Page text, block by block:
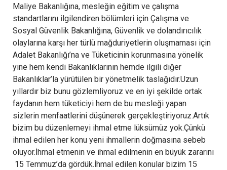
Maliye Bakanlığına, mesleğin eğitim ve çalışma
standartlarını ilgilendiren bölümleri için Çalışma ve
Sosyal Güvenlik Bakanlığına, Güvenlik ve dolandırıcılık
olaylarına karşı her türlü mağduriyetlerin oluşmaması için
Adalet Bakanlığı’na ve Tüketicinin korunmasına yönelik
yine hem kendi Bakanlıklarının hemde ilgili diğer
Bakanlıklar’la yürütülen bir yönetmelik taslağıdır.Uzun
yıllardır biz bunu gözlemliyoruz ve en iyi şekilde ortak
faydanın hem tüketiciyi hem de bu mesleği yapan
sizlerin menfaatlerini düşünerek gerçekleştiriyoruz.Artık
bizim bu düzenlemeyi ihmal etme lüksümüz yok.Çünkü
ihmal edilen her konu yeni ihmallerin doğmasına sebeb
oluyor.İhmal etmenin ve ihmal edilmenin en büyük zararını
15 Temmuz’da gördük.İhmal edilen konular bizim 15